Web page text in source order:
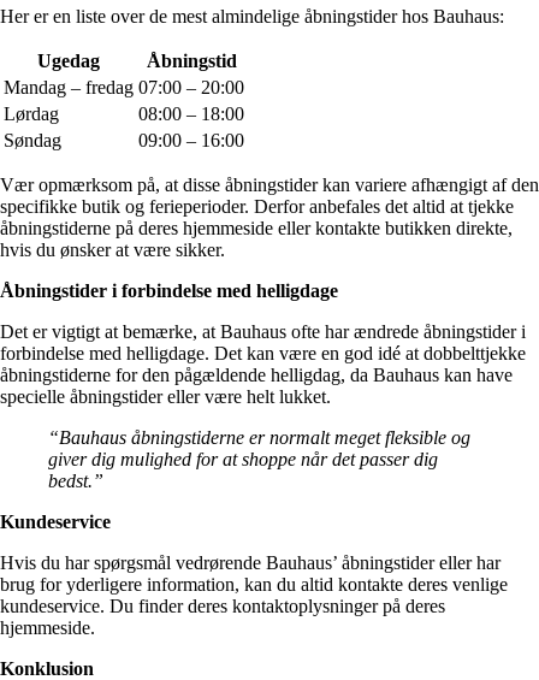
Her er en liste over de mest almindelige åbningstider hos Bauhaus:
Ugedag
Åbningstid
Mandag – fredag 07:00 – 20:00
Lørdag
08:00 – 18:00
Søndag
09:00 – 16:00
Vær opmærksom på, at disse åbningstider kan variere afhængigt af den
specifikke butik og ferieperioder. Derfor anbefales det altid at tjekke
åbningstiderne på deres hjemmeside eller kontakte butikken direkte,
hvis du ønsker at være sikker.
Åbningstider i forbindelse med helligdage
Det er vigtigt at bemærke, at Bauhaus ofte har ændrede åbningstider i
forbindelse med helligdage. Det kan være en god idé at dobbelttjekke
åbningstiderne for den pågældende helligdag, da Bauhaus kan have
specielle åbningstider eller være helt lukket.
“Bauhaus åbningstiderne er normalt meget fleksible og
giver dig mulighed for at shoppe når det passer dig
bedst.”
Kundeservice
Hvis du har spørgsmål vedrørende Bauhaus’ åbningstider eller har
brug for yderligere information, kan du altid kontakte deres venlige
kundeservice. Du finder deres kontaktoplysninger på deres
hjemmeside.
Konklusion